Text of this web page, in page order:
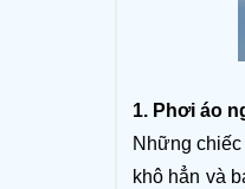
1. Phơi áo
Những
khô hẳn và